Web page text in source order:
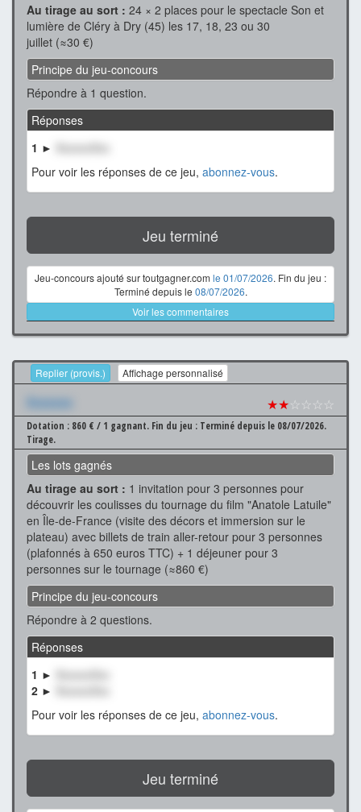
Au tirage au sort : 24 × 2 places pour le spectacle Son et
lumière de Cléry à Dry (45) les 17, 18, 23 ou 30
juillet (≈30 €)
Principe du jeu-concours
Répondre à 1 question.
Réponses
1 ►
XxxxxxXxx
Pour voir les réponses de ce jeu, abonnez-vous.
Jeu terminé
Jeu-concours ajouté sur toutgagner.com le 01/07/2026. Fin du jeu :
Terminé depuis le 08/07/2026.
Voir les commentaires
Replier (provis.) Affichage personnalisé
Xxxxxxx ★★☆☆☆☆
Dotation : 860 € / 1 gagnant. Fin du jeu : Terminé depuis le 08/07/2026.
Tirage.
Les lots gagnés
Au tirage au sort : 1 invitation pour 3 personnes pour
découvrir les coulisses du tournage du film "Anatole Latuile"
en Île-de-France (visite des décors et immersion sur le
plateau) avec billets de train aller-retour pour 3 personnes
(plafonnés à 650 euros TTC) + 1 déjeuner pour 3
personnes sur le tournage (≈860 €)
Principe du jeu-concours
Répondre à 2 questions.
Réponses
1 ►
XxxxxxXxx
2 ►
Pour voir les réponses de ce jeu, abonnez-vous.
Jeu terminé